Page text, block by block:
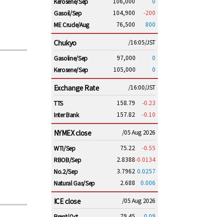
Gasoil/Sep
104,900
-200
ME Crude/Aug
76,500 800
Chukyo
/16:05/JST
Gasoline/Sep
97,000
0
Kerosene/Sep
105,000 0
Exchange Rate
/16:00/JST
TTS
158.79
-0.23
Inter Bank
157.82 -0.10
NYMEX close
/05 Aug 2026
WTI/Sep
75.22
-0.55
RBOB/Sep
2.8388-0.0134
No.2/Sep
3.7962 0.0257
Natural Gas/Sep
2.688 0.006
ICE close
/05 Aug 2026